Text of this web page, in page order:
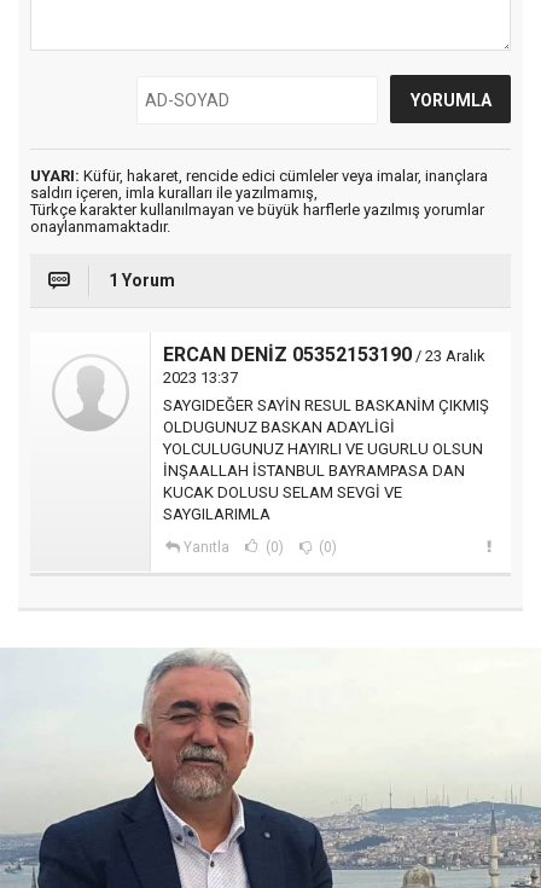
UYARI: Küfür, hakaret, rencide edici cümleler veya imalar, inançlara
saldırı içeren, imla kuralları ile yazılmamış,
Türkçe karakter kullanılmayan ve büyük harflerle yazılmış yorumlar
onaylanmamaktadır.
1 Yorum
ERCAN DENİZ 05352153190 / 23 Aralık
2023 13:37
SAYGIDEĞER SAYİN RESUL BASKANİM ÇIKMIŞ
OLDUGUNUZ BASKAN ADAYLİGİ
YOLCULUGUNUZ HAYIRLI VE UGURLU OLSUN
İNŞAALLAH İSTANBUL BAYRAMPASA DAN
KUCAK DOLUSU SELAM SEVGİ VE
SAYGILARIMLA
Yanıtla (0) (0)